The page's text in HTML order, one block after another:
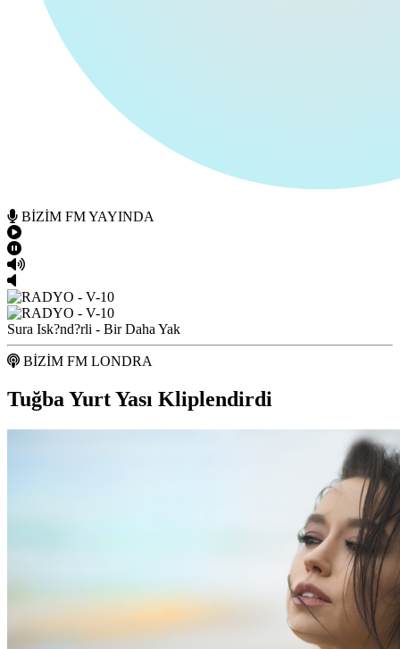
BİZİM FM YAYINDA
Sura Isk?nd?rli - Bir Daha Yak
BİZİM FM LONDRA
Tuğba Yurt Yası Kliplendirdi